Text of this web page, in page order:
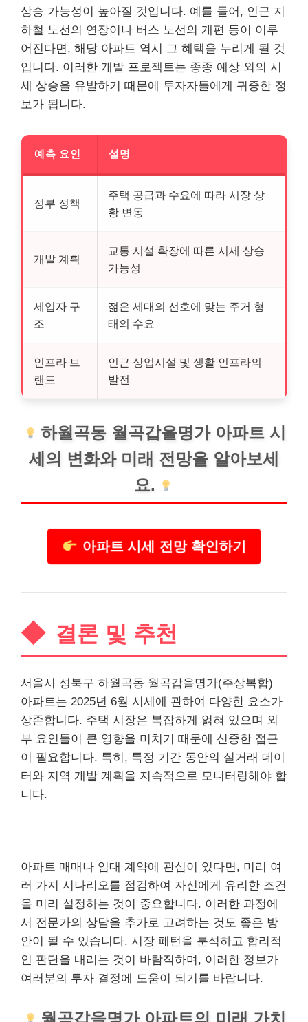
상승 가능성이 높아질 것입니다. 예를 들어, 인근 지
하철 노선의 연장이나 버스 노선의 개편 등이 이루
어진다면, 해당 아파트 역시 그 혜택을 누리게 될 것
입니다. 이러한 개발 프로젝트는 종종 예상 외의 시
세 상승을 유발하기 때문에 투자자들에게 귀중한 정
보가 됩니다.
예측 요인 설명
정부 정책
주택 공급과 수요에 따라 시장 상
황 변동
개발 계획
교통 시설 확장에 따른 시세 상승
가능성
세입자 구
조
젊은 세대의 선호에 맞는 주거 형
태의 수요
인프라 브
랜드
인근 상업시설 및 생활 인프라의
발전
하월곡동 월곡갑을명가 아파트 시
세의 변화와 미래 전망을 알아보세
요.
아파트 시세 전망 확인하기
결론 및 추천
서울시 성북구 하월곡동 월곡갑을명가(주상복합)
아파트는 2025년 6월 시세에 관하여 다양한 요소가
상존합니다. 주택 시장은 복잡하게 얽혀 있으며 외
부 요인들이 큰 영향을 미치기 때문에 신중한 접근
이 필요합니다. 특히, 특정 기간 동안의 실거래 데이
터와 지역 개발 계획을 지속적으로 모니터링해야 합
니다.
아파트 매매나 임대 계약에 관심이 있다면, 미리 여
러 가지 시나리오를 점검하여 자신에게 유리한 조건
을 미리 설정하는 것이 중요합니다. 이러한 과정에
서 전문가의 상담을 추가로 고려하는 것도 좋은 방
안이 될 수 있습니다. 시장 패턴을 분석하고 합리적
인 판단을 내리는 것이 바람직하며, 이러한 정보가
여러분의 투자 결정에 도움이 되기를 바랍니다.
월곡갑을명가 아파트의 미래 가치